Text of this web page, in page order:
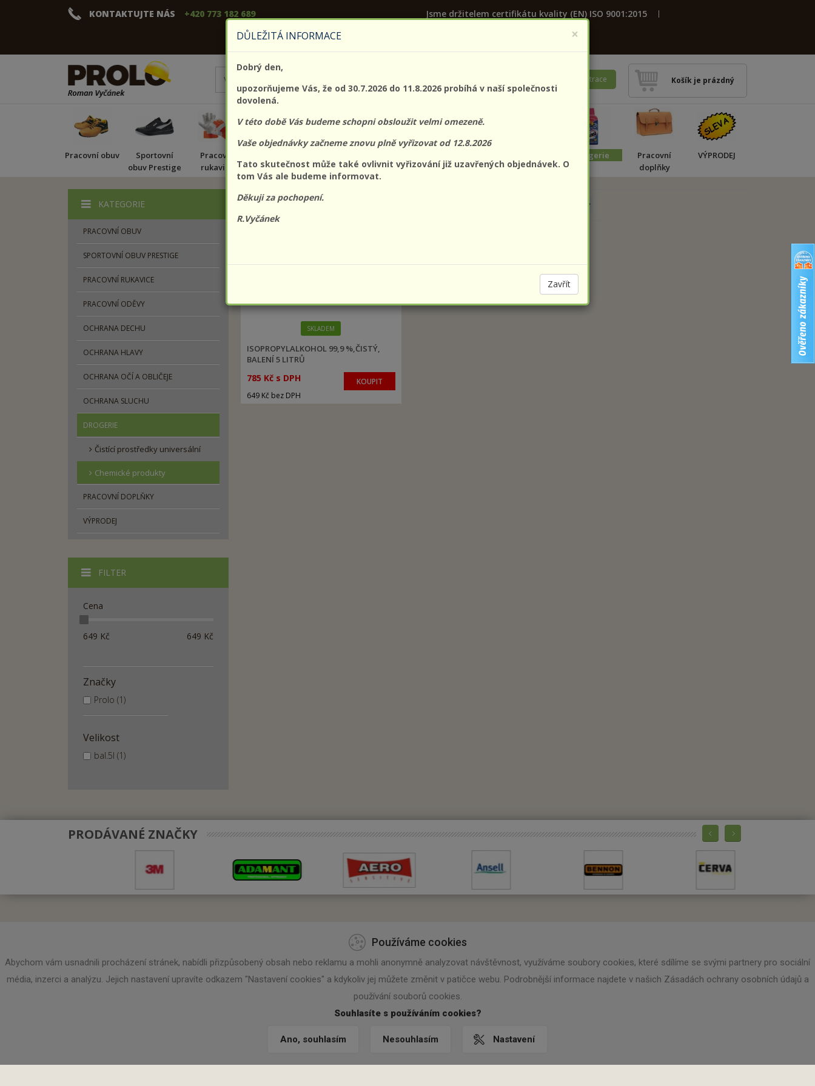
KONTAKTUJTE NÁS +420 773 182 689 Jsme držitelem certifikátu kvality (EN) ISO 9001:2015
Registrace Košík je prázdný
Pracovní obuv
Sportovní
obuv Prestige
Pracovní
rukavice
oděvy
dechu
hlavy
obličeje
sluchu
Drogerie
Pracovní
doplňky
VÝPRODEJ
KATEGORIE
PRACOVNÍ OBUV
SPORTOVNÍ OBUV PRESTIGE
PRACOVNÍ RUKAVICE
PRACOVNÍ ODĚVY
OCHRANA DECHU
OCHRANA HLAVY
OCHRANA OČÍ A OBLIČEJE
OCHRANA SLUCHU
DROGERIE
Čistící prostředky universální
Chemické produkty
PRACOVNÍ DOPLŇKY
VÝPRODEJ
FILTER
Cena
649 Kč 649 Kč
Značky
Prolo (1)
Velikost
bal.5l (1)
Zobrazit: Nejvyšší ceny
SKLADEM
ISOPROPYLALKOHOL 99,9 %,ČISTÝ,
BALENÍ 5 LITRŮ
785 Kč s DPH
649 Kč bez DPH
KOUPIT
PRODÁVANÉ ZNAČKY
Kontaktujte nás
Roman Vyčánek - PROLO
mobil: +420 773 182 689
Užitečné informace
Obchodní podmínky
Způsob doručení
Tabulky velikostí
Kontakty
Máte zájem o zaslání novinek?
Zadejte svoji e-mailovou adresu
×
DŮLEŽITÁ INFORMACE
Dobrý den,
upozorňujeme Vás, že od 30.7.2026 do 11.8.2026 probíhá v naší společnosti
dovolená.
V této době Vás budeme schopni obsloužit velmi omezeně.
Vaše objednávky začneme znovu plně vyřizovat od 12.8.2026
Tato skutečnost může také ovlivnit vyřizování již uzavřených objednávek. O
tom Vás ale budeme informovat.
Děkuji za pochopení.
R.Vyčánek
Zavřít
Používáme cookies
Abychom vám usnadnili procházení stránek, nabídli přizpůsobený obsah nebo reklamu a mohli anonymně analyzovat návštěvnost, využíváme soubory cookies, které sdílíme se svými partnery pro sociální
média, inzerci a analýzu. Jejich nastavení upravíte odkazem "Nastavení cookies" a kdykoliv jej můžete změnit v patičce webu. Podrobnější informace najdete v našich Zásadách ochrany osobních údajů a
používání souborů cookies.
Souhlasíte s používáním cookies?
Ano, souhlasím Nesouhlasím Nastavení